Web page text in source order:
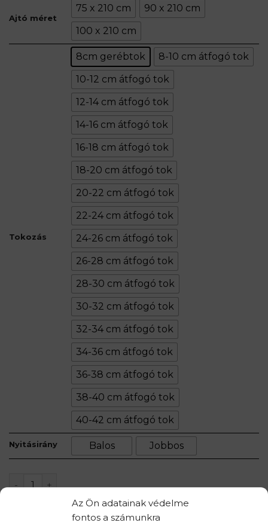
Az Ön adatainak védelme
fontos a számunkra
Ajtó méret
75 x 210 cm
90 x 210 cm
100 x 210 cm
Tokozás
8cm gerébtok
8-10 cm átfogó tok
10-12 cm átfogó tok
12-14 cm átfogó tok
14-16 cm átfogó tok
16-18 cm átfogó tok
18-20 cm átfogó tok
20-22 cm átfogó tok
22-24 cm átfogó tok
24-26 cm átfogó tok
26-28 cm átfogó tok
28-30 cm átfogó tok
30-32 cm átfogó tok
32-34 cm átfogó tok
34-36 cm átfogó tok
36-38 cm átfogó tok
38-40 cm átfogó tok
40-42 cm átfogó tok
Nyitásirány Balos Jobbos
LOFT II mennyiség
KOSÁRBA TESZEM